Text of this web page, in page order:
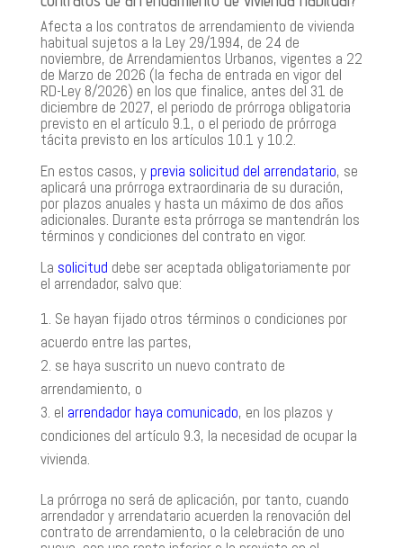
Afecta a los contratos de arrendamiento de vivienda
habitual sujetos a la Ley 29/1994, de 24 de
noviembre, de Arrendamientos Urbanos, vigentes a 22
de Marzo de 2026 (la fecha de entrada en vigor del
RD-Ley 8/2026) en los que finalice, antes del 31 de
diciembre de 2027, el periodo de prórroga obligatoria
previsto en el artículo 9.1, o el periodo de prórroga
tácita previsto en los artículos 10.1 y 10.2.
En estos casos, yprevia solicitud del arrendatario, se
aplicará una prórroga extraordinaria de su duración,
por plazos anuales y hasta un máximo de dos años
adicionales. Durante esta prórroga se mantendrán los
términos y condiciones del contrato en vigor.
La solicitud debe ser aceptada obligatoriamente por
el arrendador, salvo que:
Se hayan fijado otros términos o condiciones por
acuerdo entre las partes,
se haya suscrito un nuevo contrato de
arrendamiento, o
el arrendador haya comunicado, en los plazos y
condiciones del artículo 9.3, la necesidad de ocupar la
vivienda.
La prórroga no será de aplicación, por tanto, cuando
arrendador y arrendatario acuerden la renovación del
contrato de arrendamiento, o la celebración de uno